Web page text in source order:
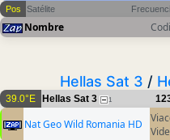
Pos Satélite
Nombre
Hellas Sat 3 /
39.0°E Hellas Sat 3 1
Nat Geo Wild Romania HD